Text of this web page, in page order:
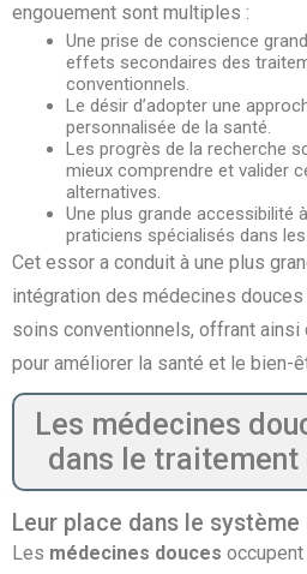
engouement sont multiples :
Une prise de conscience
effets secondaires des
conventionnels.
Le désir d’adopter une
personnalisée de la santé.
Les progrès de la recherche
mieux comprendre et valider
alternatives.
Une plus grande accessibilité
praticiens spécialisés dans
Cet essor a conduit à une plus
intégration des médecines
soins conventionnels, offrant
pour améliorer la santé et le bien-
Les médecines
dans le
Leur place dans le système
Les médecines douces